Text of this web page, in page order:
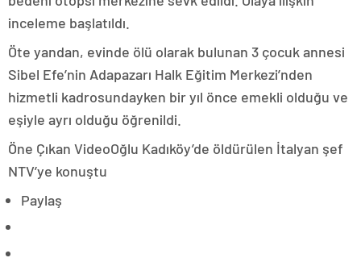
inceleme başlatıldı.
Öte yandan, evinde ölü olarak bulunan 3 çocuk annesi
Sibel Efe’nin Adapazarı Halk Eğitim Merkezi’nden
hizmetli kadrosundayken bir yıl önce emekli olduğu ve
eşiyle ayrı olduğu öğrenildi.
Öne Çıkan VideoOğlu Kadıköy’de öldürülen İtalyan şef
NTV’ye konuştu
Paylaş